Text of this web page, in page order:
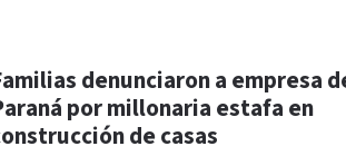
denunciaron a empresa
por millonaria estafa en
de casas